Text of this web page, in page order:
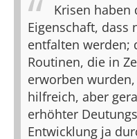
Krisen haben
Eigenschaft, dass
entfalten werden;
Routinen, die in
erworben
hilfreich, aber
erhöhter
Entwicklung ja